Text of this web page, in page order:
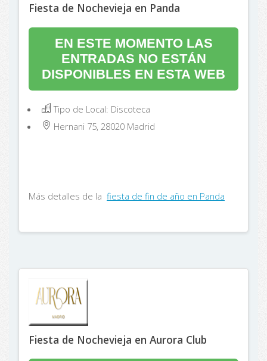
Fiesta de Nochevieja en Panda
EN ESTE MOMENTO LAS
ENTRADAS NO ESTÁN
DISPONIBLES EN ESTA WEB
Tipo de Local: Discoteca
Hernani 75, 28020 Madrid
Más detalles de la fiesta de fin de año en Panda
Fiesta de Nochevieja en Aurora Club